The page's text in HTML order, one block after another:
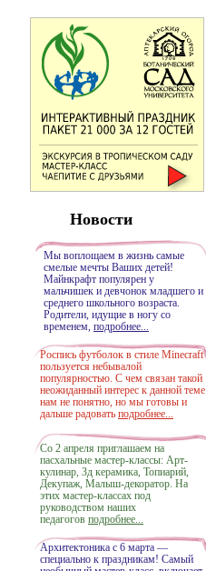
Новости
Мы воплощаем в жизнь самые
смелые мечты Ваших детей!
Майнкрафт популярен у
мальчишек и девчонок младшего и
среднего школьного возраста.
Родители, идущие в ногу со
временем, подробнее...
Роспись футболок в стиле Minecraft
пользуется небывалой
популярностью. С чем связан такой
неожиданный интерес к данной теме
нам не понятно, но мы готовы и
дальше радовать подробнее...
Со 2 апреля приглашаем на
пасхальные мастер-классы: Арт-
кулинар, 3д керамика, Топиарий,
Декупаж, Малыш-декоратор. На
этих мастер-классах под
руководством наших
педагогов подробнее...
Архитектоника с 6 марта —
специально к праздникам! Самый